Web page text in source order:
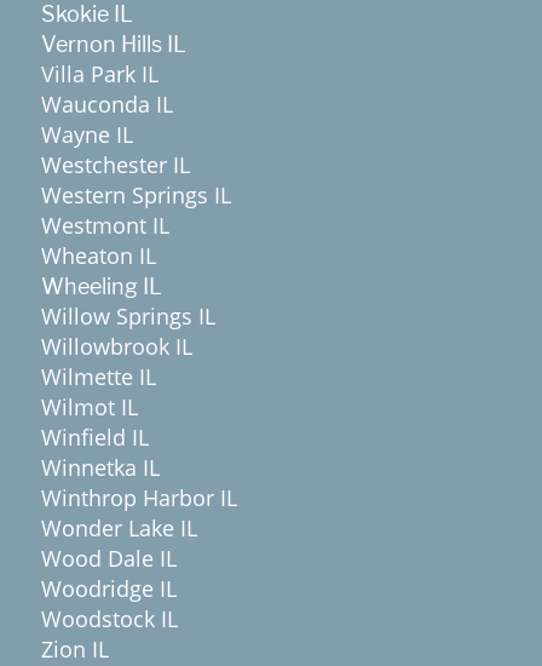
Skokie IL
Vernon Hills IL
Villa Park IL
Wauconda IL
Wayne IL
Westchester IL
Western Springs IL
Westmont IL
Wheaton IL
Wheeling IL
Willow Springs IL
Willowbrook IL
Wilmette IL
Wilmot IL
Winfield IL
Winnetka IL
Winthrop Harbor IL
Wonder Lake IL
Wood Dale IL
Woodridge IL
Woodstock IL
Zion IL